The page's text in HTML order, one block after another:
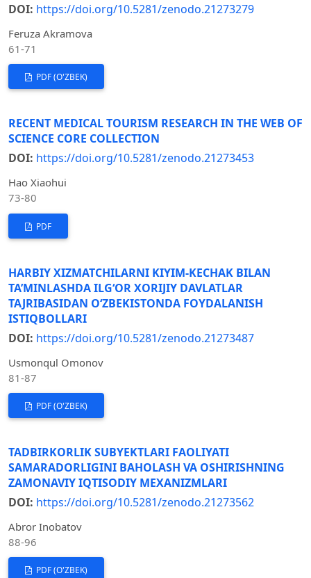
DOI: https://doi.org/10.5281/zenodo.21273279
Feruza Akramova
61-71
PDF (O'ZBEK)
RECENT MEDICAL TOURISM RESEARCH IN THE WEB OF
SCIENCE CORE COLLECTION
DOI: https://doi.org/10.5281/zenodo.21273453
Hao Xiaohui
73-80
PDF
HARBIY XIZMATCHILARNI KIYIM-KECHAK BILAN
TA’MINLASHDA ILG‘OR XORIJIY DAVLATLAR
TAJRIBASIDAN O‘ZBEKISTONDA FOYDALANISH
ISTIQBOLLARI
DOI: https://doi.org/10.5281/zenodo.21273487
Usmonqul Omonov
81-87
PDF (O'ZBEK)
TADBIRKORLIK SUBYEKTLARI FAOLIYATI
SAMARADORLIGINI BAHOLASH VA OSHIRISHNING
ZAMONAVIY IQTISODIY MEXANIZMLARI
DOI: https://doi.org/10.5281/zenodo.21273562
Abror Inobatov
88-96
PDF (O'ZBEK)